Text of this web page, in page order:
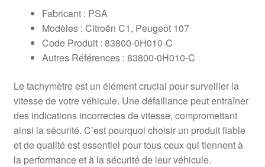
Fabricant : PSA
Modèles : Citroën C1, Peugeot 107
Code Produit : 83800-0H010-C
Autres Références : 83800-0H010-C
Le tachymètre est un élément crucial pour surveiller la
vitesse de votre véhicule. Une défaillance peut entraîner
des indications incorrectes de vitesse, compromettant
ainsi la sécurité. C’est pourquoi choisir un produit fiable
et de qualité est essentiel pour tous ceux qui tiennent à
la performance et à la sécurité de leur véhicule.